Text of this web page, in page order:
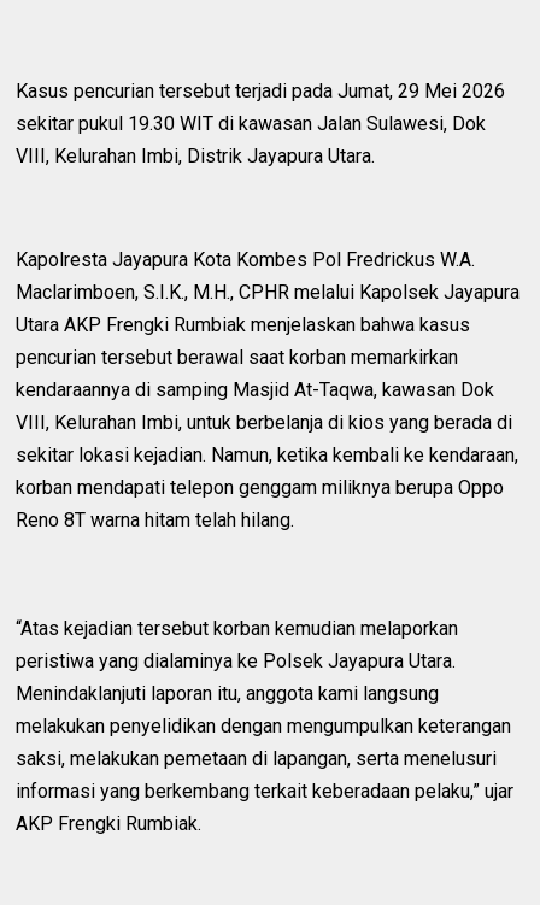
Kasus pencurian tersebut terjadi pada Jumat, 29 Mei 2026
sekitar pukul 19.30 WIT di kawasan Jalan Sulawesi, Dok
VIII, Kelurahan Imbi, Distrik Jayapura Utara.
Kapolresta Jayapura Kota Kombes Pol Fredrickus W.A.
Maclarimboen, S.I.K., M.H., CPHR melalui Kapolsek Jayapura
Utara AKP Frengki Rumbiak menjelaskan bahwa kasus
pencurian tersebut berawal saat korban memarkirkan
kendaraannya di samping Masjid At-Taqwa, kawasan Dok
VIII, Kelurahan Imbi, untuk berbelanja di kios yang berada di
sekitar lokasi kejadian. Namun, ketika kembali ke kendaraan,
korban mendapati telepon genggam miliknya berupa Oppo
Reno 8T warna hitam telah hilang.
“Atas kejadian tersebut korban kemudian melaporkan
peristiwa yang dialaminya ke Polsek Jayapura Utara.
Menindaklanjuti laporan itu, anggota kami langsung
melakukan penyelidikan dengan mengumpulkan keterangan
saksi, melakukan pemetaan di lapangan, serta menelusuri
informasi yang berkembang terkait keberadaan pelaku,” ujar
AKP Frengki Rumbiak.